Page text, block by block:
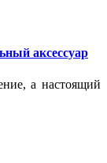
аксессуар
а настоящий